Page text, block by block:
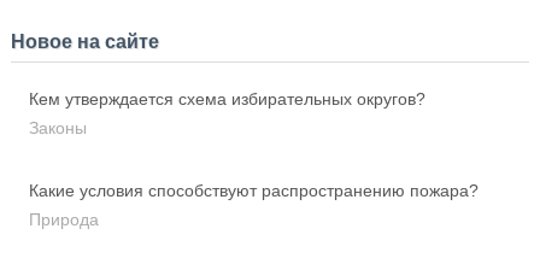
Новое на сайте
Кем утверждается схема избирательных округов?
Законы
Какие условия способствуют распространению пожара?
Природа